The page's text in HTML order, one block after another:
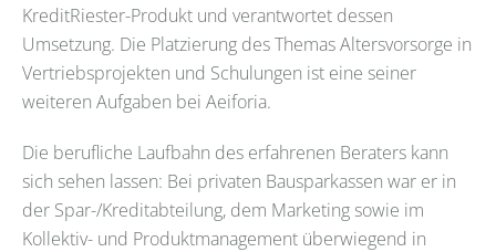
KreditRiester-Produkt und verantwortet dessen
Umsetzung. Die Platzierung des Themas Altersvorsorge in
Vertriebsprojekten und Schulungen ist eine seiner
weiteren Aufgaben bei Aeiforia.
Die berufliche Laufbahn des erfahrenen Beraters kann
sich sehen lassen: Bei privaten Bausparkassen war er in
der Spar-/Kreditabteilung, dem Marketing sowie im
Kollektiv- und Produktmanagement überwiegend in